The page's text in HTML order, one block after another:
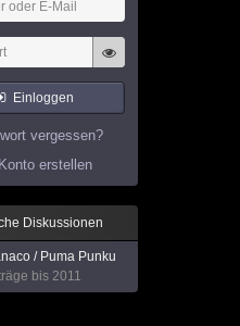
Einloggen
vergessen?
Konto erstellen
Diskussionen
/ Puma Punku
bis 2011